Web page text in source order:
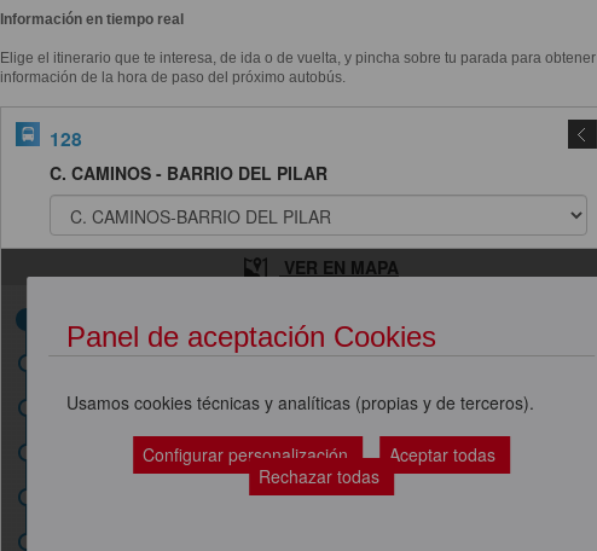
Información en tiempo real
Elige el itinerario que te interesa, de ida o de vuelta, y pincha sobre tu parada para obtener
información de la hora de paso del próximo autobús.